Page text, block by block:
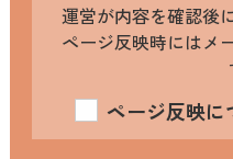
運営が内容を確認後
ページ反映時にはメ
ページ反映に